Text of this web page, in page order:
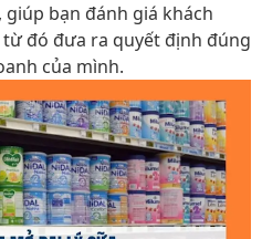
bạn đánh giá khách
đó đưa ra quyết định đúng
của mình.